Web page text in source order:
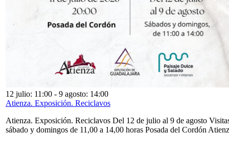
12 julio: 11:00 - 9 agosto: 14:00
Atienza. Exposición. Reciclavos
Atienza. Exposición. Reciclavos Del 12 de julio al 9 de agosto
sábado y domingos de 11,00 a 14,00 horas Posada del Cordón